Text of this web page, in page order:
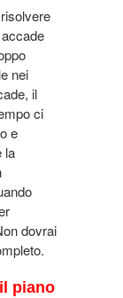
nei
il
ci
e
la
dovrai
piano